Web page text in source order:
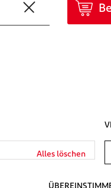
Alles löschen